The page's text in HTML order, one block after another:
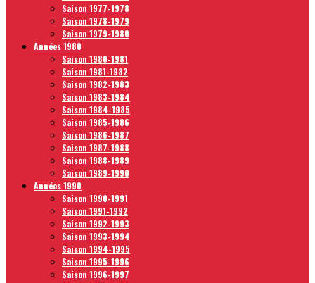
Saison 1977-1978
Saison 1978-1979
Saison 1979-1980
Années 1980
Saison 1980-1981
Saison 1981-1982
Saison 1982-1983
Saison 1983-1984
Saison 1984-1985
Saison 1985-1986
Saison 1986-1987
Saison 1987-1988
Saison 1988-1989
Saison 1989-1990
Années 1990
Saison 1990-1991
Saison 1991-1992
Saison 1992-1993
Saison 1993-1994
Saison 1994-1995
Saison 1995-1996
Saison 1996-1997